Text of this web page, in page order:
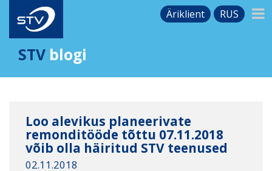
Äriklient RUS
STV blogi
Loo alevikus planeerivate
remonditööde tõttu 07.11.2018
võib olla häiritud STV teenused
02.11.2018